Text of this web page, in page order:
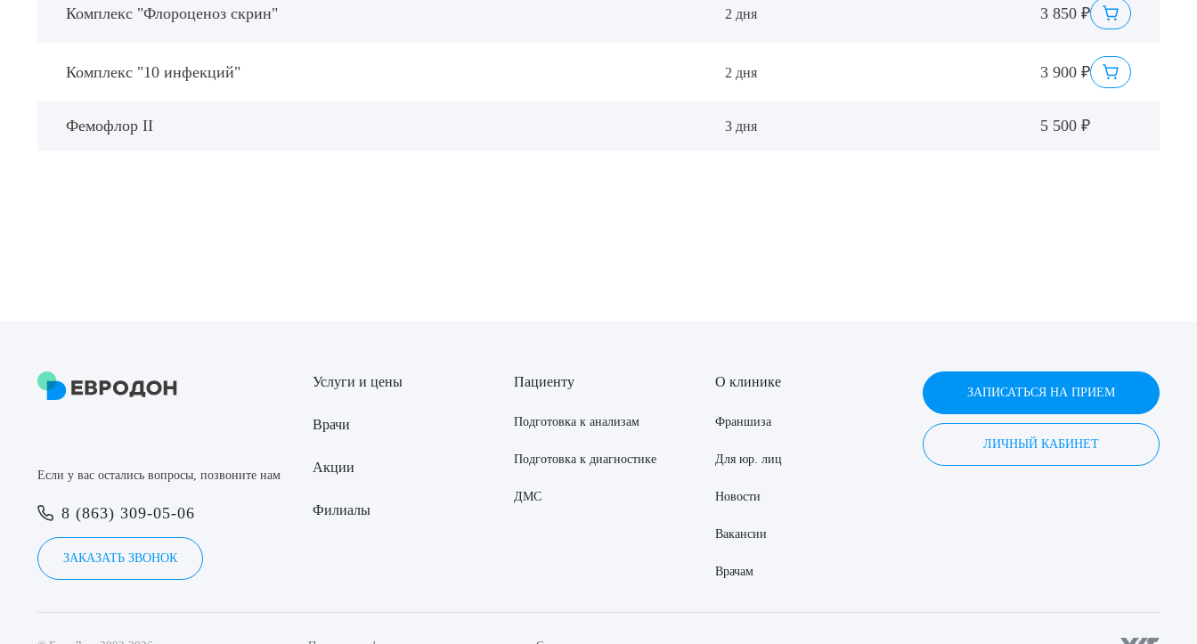
Комплекс "Флороценоз скрин" 2 дня 3 850 ₽
Комплекс "10 инфекций" 2 дня 3 900 ₽
Фемофлор II 3 дня 5 500 ₽
Если у вас остались вопросы, позвоните нам
8 (863) 309-05-06
ЗАКАЗАТЬ ЗВОНОК
Услуги и цены
Врачи
Акции
Филиалы
Пациенту
Подготовка к анализам
Подготовка к диагностике
ДМС
О клинике
Франшиза
Для юр. лиц
Новости
Вакансии
Врачам
ЗАПИСАТЬСЯ НА ПРИЕМ
ЛИЧНЫЙ КАБИНЕТ